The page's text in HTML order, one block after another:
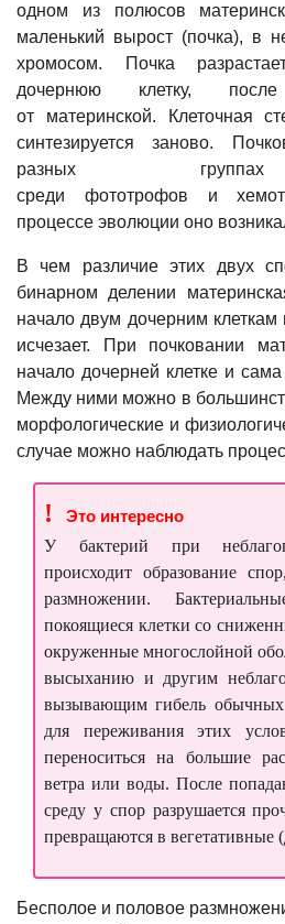
одном из полюсов
маленький вырост (почка), в
хромосом. Почка
дочернюю клетку,
от материнской. Клеточная
синтезируется заново.
разных
среди фототрофов и
процессе эволюции оно
В чем различие этих двух
бинарном делении
начало двум дочерним
исчезает. При почковании
начало дочерней клетке и
Между ними можно в
морфологические и
случае можно наблюдать
! Это интересно
У
бактерий при
происходит образование
размножении.
покоящиеся клетки со
окруженные многослойной
высыханию и другим
вызывающим гибель
для переживания этих
переноситься на большие
ветра или воды. После
среду у спор разрушается
превращаются в вегетативные
Бесполое и половое